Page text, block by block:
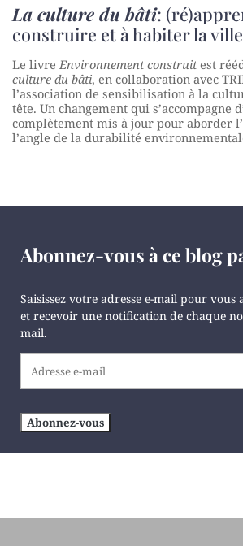
La culture du bâti:
construire et à habiter la ville
Le livre Environnement construitest
culture du bâti, en collaboration avec
l’association de sensibilisation à la
tête. Un changement qui s’accompagne
complètement mis à jour pour aborder
l’angle de la durabilité
Abonnez-vous à ce blog
Saisissez votre adresse e-mail pour vous
et recevoir une notification de chaque
mail.
Abonnez-vous